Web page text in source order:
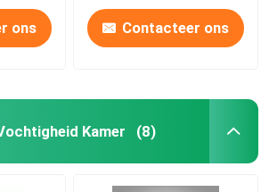
ons Contacteer ons
Kamer (8)